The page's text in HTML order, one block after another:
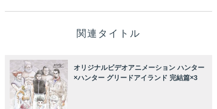
関連タイトル
オリジナルビデオアニメーション ハンター
×ハンター グリードアイランド 完結篇×3